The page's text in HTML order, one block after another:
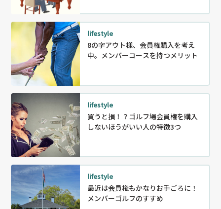
lifestyle
8の字アウト様、会員権購入を考え
中。メンバーコースを持つメリット
lifestyle
買うと損！？ゴルフ場会員権を購入
しないほうがいい人の特徴3つ
lifestyle
最近は会員権もかなりお手ごろに！
メンバーゴルフのすすめ